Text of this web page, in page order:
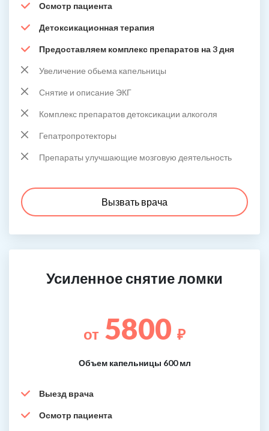
Осмотр пациента
Детоксикационная терапия
Предоставляем комплекс препаратов на 3 дня
Увеличение обьема капельницы
Снятие и описание ЭКГ
Комплекс препаратов детоксикации алкоголя
Гепатропротекторы
Препараты улучшающие мозговую деятельность
Вызвать врача
Усиленное снятие ломки
от 5800 ₽
Объем капельницы 600 мл
Выезд врача
Осмотр пациента